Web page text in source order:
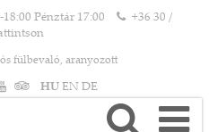
Pénztár 17:00
+36 30 /
fülbevaló, aranyozott
HU EN DE